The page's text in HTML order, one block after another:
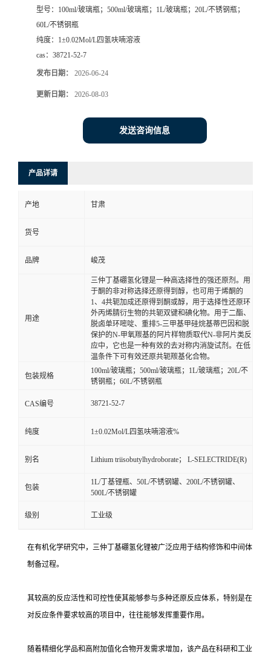
型号： 100ml/玻璃瓶；500ml/玻璃瓶；1L/玻璃瓶；20L/不锈钢瓶；
60L/不锈钢瓶
纯度： 1±0.02Mol/L四氢呋喃溶液
cas： 38721-52-7
发布日期： 2026-06-24
更新日期： 2026-08-03
发送咨询信息
产品详请
产地 甘肃
货号
品牌 峻茂
用途
三仲丁基硼氢化锂是一种高选择性的强还原剂。用
于酮的非对称选择还原得到醇，也可用于烯酮的
1、4共轭加成还原得到酮或醇，用于选择性还原环
外丙烯腈衍生物的共轭双键和碘化物。用于二酯、
脱卤单环嘧啶、重排5-三甲基甲硅烷基蒂巴因和脱
保护的N-甲氧羰基的阿片样物质取代N-非阿片类反
应中，它也是一种有效的去对称内消旋试剂。在低
温条件下可有效还原共轭羰基化合物。
包装规格
100ml/玻璃瓶；500ml/玻璃瓶；1L/玻璃瓶；20L/不
锈钢瓶；60L/不锈钢瓶
CAS编号 38721-52-7
纯度 1±0.02Mol/L四氢呋喃溶液%
别名 Lithium triisobutylhydroborate； L-SELECTRIDE(R)
包装
1L/丁基锂瓶、50L/不锈钢罐、200L/不锈钢罐、
500L/不锈钢罐
级别 工业级
在有机化学研究中，三仲丁基硼氢化锂被广泛应用于结构修饰和中间体
制备过程。
其较高的反应活性和可控性使其能够参与多种还原反应体系，特别是在
对反应条件要求较高的项目中，往往能够发挥重要作用。
随着精细化学品和高附加值化合物开发需求增加，该产品在科研和工业